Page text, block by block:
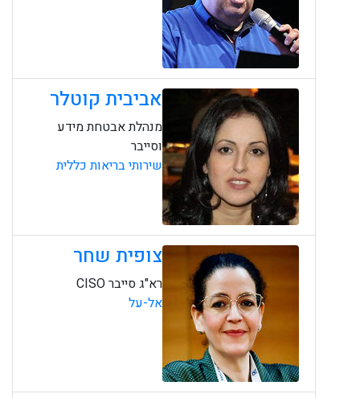
אביבית קוטלר
מנהלת אבטחת מידע
וסייבר
שירותי בריאות כללית
צופית שחר
רא"ג סייבר CISO
אל-על